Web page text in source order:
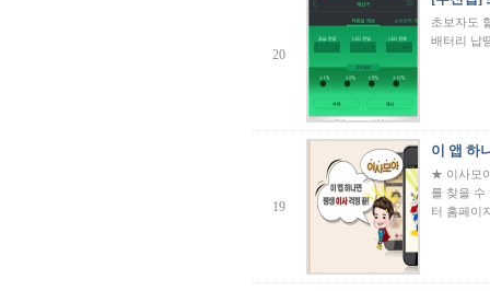
20
초보자도
배터리 납
19
이 앱 하
★ 이사모
를 찾을
터 홈페이